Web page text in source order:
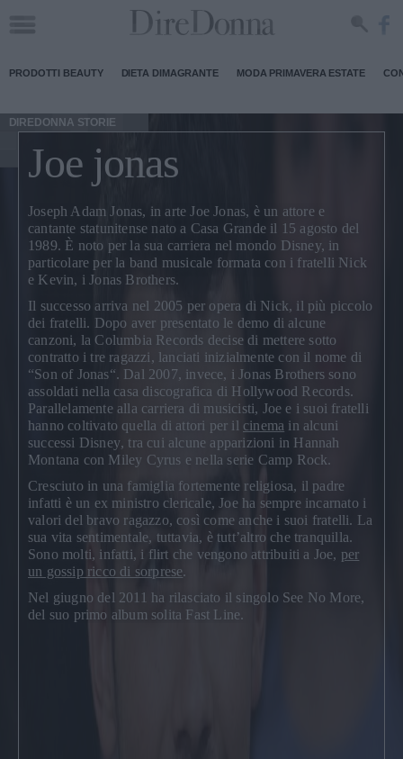
PRODOTTI BEAUTY DIETA DIMAGRANTE MODA PRIMAVERA ESTATE
DIREDONNA STORIE
Joe jonas
Joseph Adam Jonas, in arteJoe Jonas, è un attore e
cantante statunitense nato a Casa Grande il 15 agosto del
1989. È noto per la sua carriera nel mondo Disney, in
particolare per la band musicale formata con i fratelli Nick
e Kevin, iJonas Brothers.
Il successo arriva nel 2005 per opera di Nick, il più piccolo
dei fratelli. Dopo aver presentato le demo di alcune
canzoni, la Columbia Records decise di mettere sotto
contratto i tre ragazzi, lanciati inizialmente con il nome di
“Son of Jonas“. Dal 2007, invece, i Jonas Brothers sono
assoldati nella casa discografica di Hollywood Records.
Parallelamente alla carriera di musicisti, Joe e i suoi fratelli
hanno coltivato quella di attori per il cinema in alcuni
successi Disney, tra cui alcune apparizioni in Hannah
Montana con Miley Cyrus e nella serie Camp Rock.
Cresciuto in una famiglia fortemente religiosa, il padre
infatti è un ex ministro clericale, Joe ha sempre incarnato i
valori del bravo ragazzo, così come anche i suoi fratelli. La
sua vita sentimentale, tuttavia, è tutt’altro che tranquilla.
Sono molti, infatti, i flirt che vengono attribuiti a Joe, per
un gossip ricco di sorprese.
Nel giugno del 2011 ha rilasciato il singolo See No More,
del suo primo album solita Fast Line.